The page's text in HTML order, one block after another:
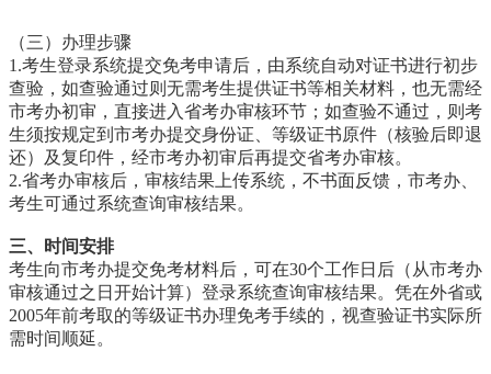
（三）办理步骤
1.考生登录系统提交免考申请后，由系统自动对证书进行初步
查验，如查验通过则无需考生提供证书等相关材料，也无需经
市考办初审，直接进入省考办审核环节；如查验不通过，则考
生须按规定到市考办提交身份证、等级证书原件（核验后即退
还）及复印件，经市考办初审后再提交省考办审核。
2.省考办审核后，审核结果上传系统，不书面反馈，市考办、
考生可通过系统查询审核结果。
三、时间安排
考生向市考办提交免考材料后，可在30个工作日后（从市考办
审核通过之日开始计算）登录系统查询审核结果。凭在外省或
2005年前考取的等级证书办理免考手续的，视查验证书实际所
需时间顺延。